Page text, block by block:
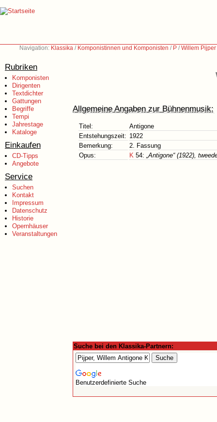
Navigation: Klassika / Komponistinnen und Komponisten / P /Willem
Rubriken
Komponisten
Dirigenten
Textdichter
Gattungen
Begriffe
Tempi
Jahrestage
Kataloge
Einkaufen
CD-Tipps
Angebote
Service
Suchen
Kontakt
Impressum
Datenschutz
Historie
Opernhäuser
Veranstaltungen
Allgemeine Angaben zur Bühnenmusik:
Titel:
Antigone
Entstehungszeit: 1922
Bemerkung:
2. Fassung
Opus:
K 54: „Antigone“ (1922),
Suche bei den Klassika-Partnern:
Benutzerdefinierte Suche